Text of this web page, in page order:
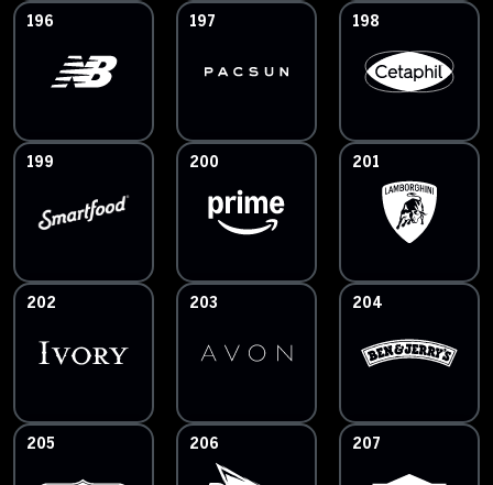
196 197 198
199 200 201
202 203 204
205 206 207